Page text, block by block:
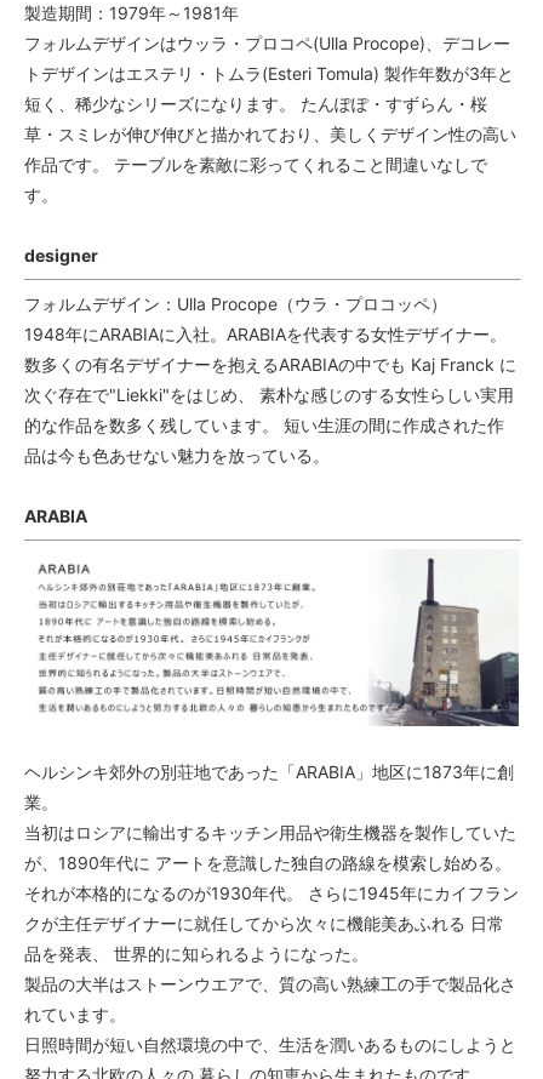
製造期間：1979年～1981年
フォルムデザインはウッラ・プロコペ(Ulla Procope)、デコレー
トデザインはエステリ・トムラ(Esteri Tomula) 製作年数が3年と
短く、稀少なシリーズになります。 たんぽぽ・すずらん・桜
草・スミレが伸び伸びと描かれており、美しくデザイン性の高い
作品です。 テーブルを素敵に彩ってくれること間違いなしで
す。
designer
フォルムデザイン：Ulla Procope（ウラ・プロコッペ）
1948年にARABIAに入社。ARABIAを代表する女性デザイナー。
数多くの有名デザイナーを抱えるARABIAの中でも Kaj Franck に
次ぐ存在で"Liekki"をはじめ、 素朴な感じのする女性らしい実用
的な作品を数多く残しています。 短い生涯の間に作成された作
品は今も色あせない魅力を放っている。
ARABIA
ヘルシンキ郊外の別荘地であった「ARABIA」地区に1873年に創
業。
当初はロシアに輸出するキッチン用品や衛生機器を製作していた
が、1890年代に アートを意識した独自の路線を模索し始める。
それが本格的になるのが1930年代。 さらに1945年にカイフラン
クが主任デザイナーに就任してから次々に機能美あふれる 日常
品を発表、 世界的に知られるようになった。
製品の大半はストーンウエアで、質の高い熟練工の手で製品化さ
れています。
日照時間が短い自然環境の中で、生活を潤いあるものにしようと
努力する北欧の人々の 暮らしの知恵から生まれたものです。